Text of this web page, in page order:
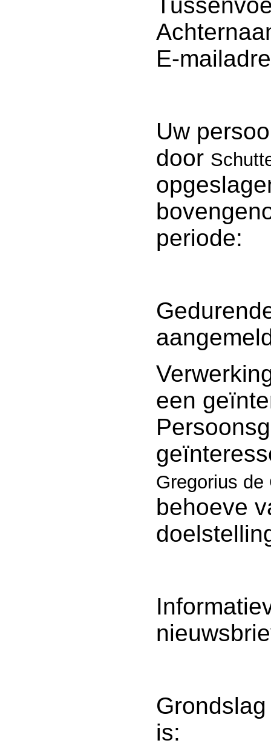
E-
Uw
door
periode:
een
Gregorius
behoeve
is: